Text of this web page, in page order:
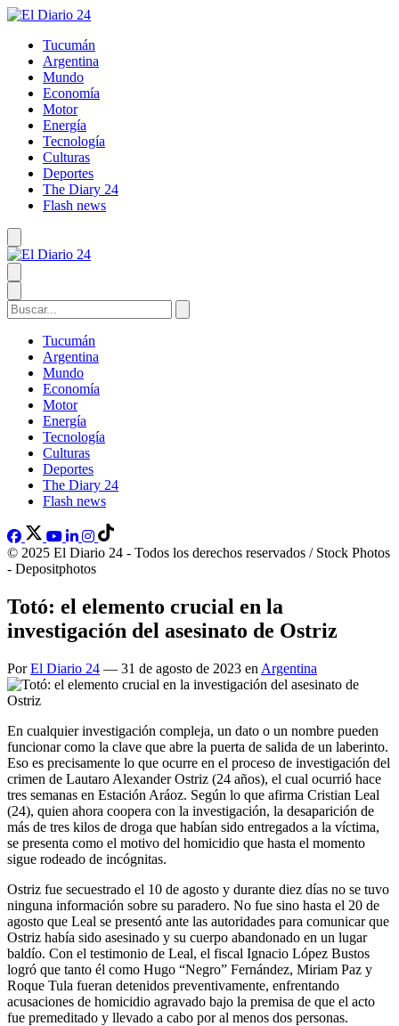
Tucumán
Argentina
Mundo
Economía
Motor
Energía
Tecnología
Culturas
Deportes
The Diary 24
Flash news
Tucumán
Argentina
Mundo
Economía
Motor
Energía
Tecnología
Culturas
Deportes
The Diary 24
Flash news
© 2025 El Diario 24 - Todos los derechos reservados / Stock Photos
- Depositphotos
Totó: el elemento crucial en la
investigación del asesinato de Ostriz
PorEl Diario 24 — 31 de agosto de 2023 en Argentina
En cualquier investigación compleja, un dato o un nombre pueden
funcionar como la clave que abre la puerta de salida de un laberinto.
Eso es precisamente lo que ocurre en el proceso de investigación del
crimen de Lautaro Alexander Ostriz (24 años), el cual ocurrió hace
tres semanas en Estación Aráoz. Según lo que afirma Cristian Leal
(24), quien ahora coopera con la investigación, la desaparición de
más de tres kilos de droga que habían sido entregados a la víctima,
se presenta como el motivo del homicidio que hasta el momento
sigue rodeado de incógnitas.
Ostriz fue secuestrado el 10 de agosto y durante diez días no se tuvo
ninguna información sobre su paradero. No fue sino hasta el 20 de
agosto que Leal se presentó ante las autoridades para comunicar que
Ostriz había sido asesinado y su cuerpo abandonado en un lugar
baldío. Con el testimonio de Leal, el fiscal Ignacio López Bustos
logró que tanto él como Hugo “Negro” Fernández, Miriam Paz y
Roque Tula fueran detenidos preventivamente, enfrentando
acusaciones de homicidio agravado bajo la premisa de que el acto
fue premeditado y llevado a cabo por al menos dos personas.